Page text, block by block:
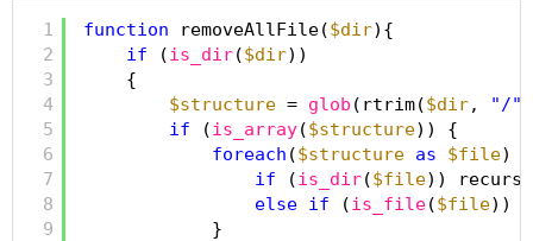
1
2
3
4
5
6
7
8
9
function removeAllFile($dir){
if
(is_dir($dir))
{
$structure = glob (rtrim($dir, "/"
if
(is_array($structure)) {
foreach ($structure as $file) {
if
(is_dir($file))
else if (is_file($file))
}